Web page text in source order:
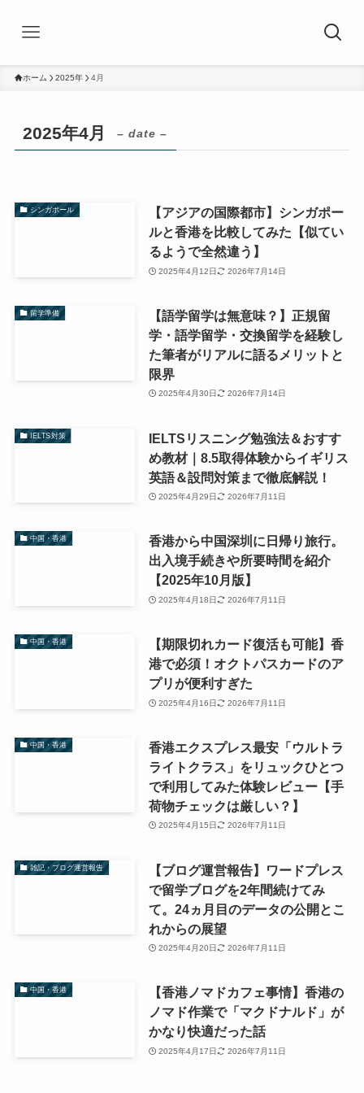
ホーム 2025年 4月
2025年4月 – date –
シンガポール
【アジアの国際都市】シンガポー
ルと香港を比較してみた【似てい
るようで全然違う】
2025年4月12日 2026年7月14日
留学準備
【語学留学は無意味？】正規留
学・語学留学・交換留学を経験し
た筆者がリアルに語るメリットと
限界
2025年4月30日 2026年7月14日
IELTS対策
IELTSリスニング勉強法＆おすす
め教材｜8.5取得体験からイギリス
英語＆設問対策まで徹底解説！
2025年4月29日 2026年7月11日
中国・香港
香港から中国深圳に日帰り旅行。
出入境手続きや所要時間を紹介
【2025年10月版】
2025年4月18日 2026年7月11日
中国・香港
【期限切れカード復活も可能】香
港で必須！オクトパスカードのア
プリが便利すぎた
2025年4月16日 2026年7月11日
中国・香港
香港エクスプレス最安「ウルトラ
ライトクラス」をリュックひとつ
で利用してみた体験レビュー【手
荷物チェックは厳しい？】
2025年4月15日 2026年7月11日
雑記・ブログ運営報告
【ブログ運営報告】ワードプレス
で留学ブログを2年間続けてみ
て。24ヵ月目のデータの公開とこ
れからの展望
2025年4月20日 2026年7月11日
中国・香港
【香港ノマドカフェ事情】香港の
ノマド作業で「マクドナルド」が
かなり快適だった話
2025年4月17日 2026年7月11日